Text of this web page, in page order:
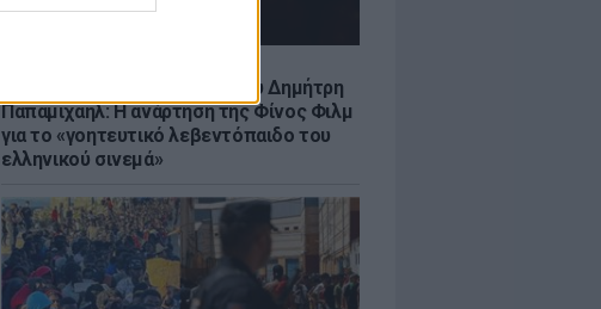
22 χρόνια από τον θάνατο του Δημήτρη
Παπαμιχαήλ: Η ανάρτηση της Φίνος Φιλμ
για το «γοητευτικό λεβεντόπαιδο του
ελληνικού σινεμά»